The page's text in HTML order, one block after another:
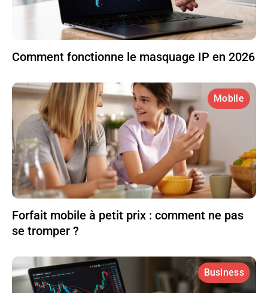
Comment fonctionne le masquage IP en 2026
Mobile
Forfait mobile à petit prix : comment ne pas
se tromper ?
Business